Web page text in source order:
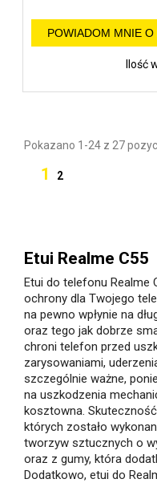
POWIADOM MNIE
Ilość
Pokazano 1-24 z 27
1 2
Etui Realme C55
Etui do telefonu Realme
ochrony dla Twojego
na pewno wpłynie na
oraz tego jak dobrze
chroni telefon przed
zarysowaniami,
szczególnie ważne,
na uszkodzenia
kosztowna.
których zostało
tworzyw sztucznych o
oraz z gumy, która
Dodatkowo, etui do